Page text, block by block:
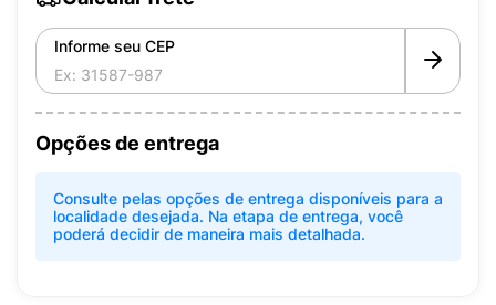
Informe seu CEP
Opções de entrega
Consulte pelas opções de entrega disponíveis para a
localidade desejada. Na etapa de entrega, você
poderá decidir de maneira mais detalhada.